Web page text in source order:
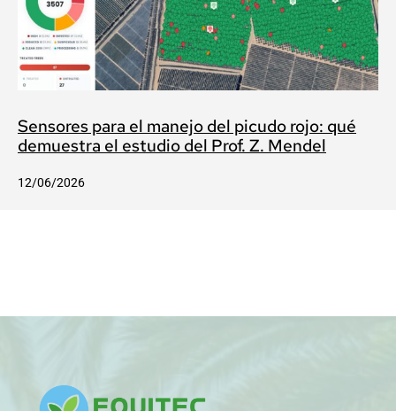
Sensores para el manejo del picudo rojo: qué
demuestra el estudio del Prof. Z. Mendel
12/06/2026